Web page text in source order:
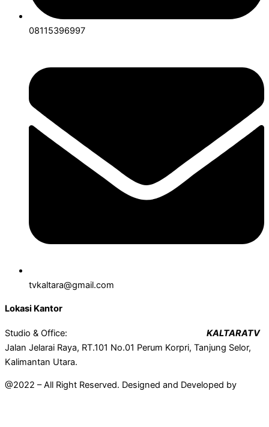
08115396997
tvkaltara@gmail.com
Lokasi Kantor
Studio & Office: KALTARATV
Jalan Jelarai Raya, RT.101 No.01 Perum Korpri, Tanjung Selor,
Kalimantan Utara.
@2022 – All Right Reserved. Designed and Developed by